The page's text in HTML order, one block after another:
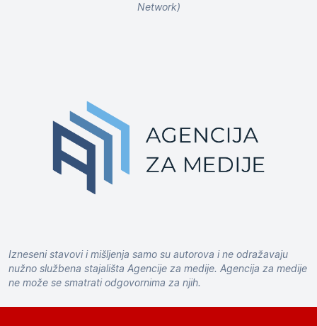
Network)
Izneseni stavovi i mišljenja samo su autorova i ne odražavaju
nužno službena stajališta Agencije za medije. Agencija za medije
ne može se smatrati odgovornima za njih.